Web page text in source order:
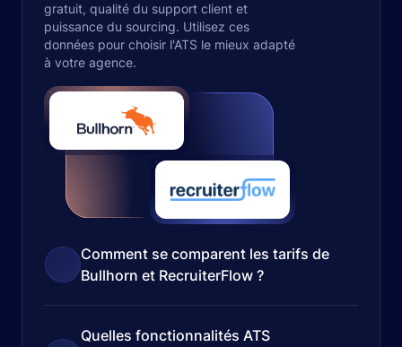
gratuit, qualité du support client et
puissance du sourcing. Utilisez ces
données pour choisir l'ATS le mieux adapté
à votre agence.
Comment se comparent les tarifs de
Bullhorn et RecruiterFlow ?
Quelles fonctionnalités ATS